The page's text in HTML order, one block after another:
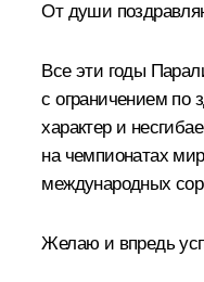
От души
Все эти годы
с ограничением по
характер и
на чемпионатах
международных
Желаю и впредь